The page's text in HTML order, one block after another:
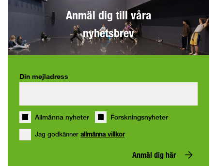
Anmäl dig till våra
nyhetsbrev
Din mejladress
Allmänna nyheter Forskningsnyheter
Jag godkänner allmänna villkor
Anmäl dig här